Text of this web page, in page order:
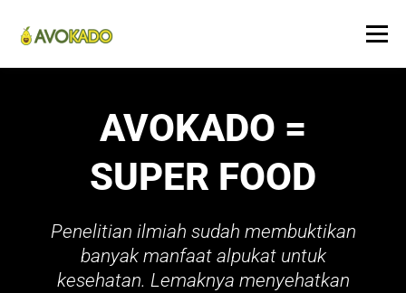
Menu
AVOKADO =
SUPER FOOD
Penelitian ilmiah sudah membuktikan
banyak manfaat alpukat untuk
kesehatan. Lemaknya menyehatkan